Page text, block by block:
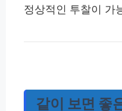
정상적인 투찰이 가
같이 보면 좋